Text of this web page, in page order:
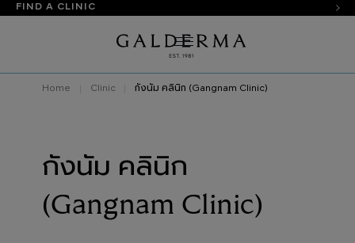
FIND A CLINIC
Home Clinic กังนัม คลินิก (Gangnam Clinic)
กังนัม คลินิก
(Gangnam Clinic)